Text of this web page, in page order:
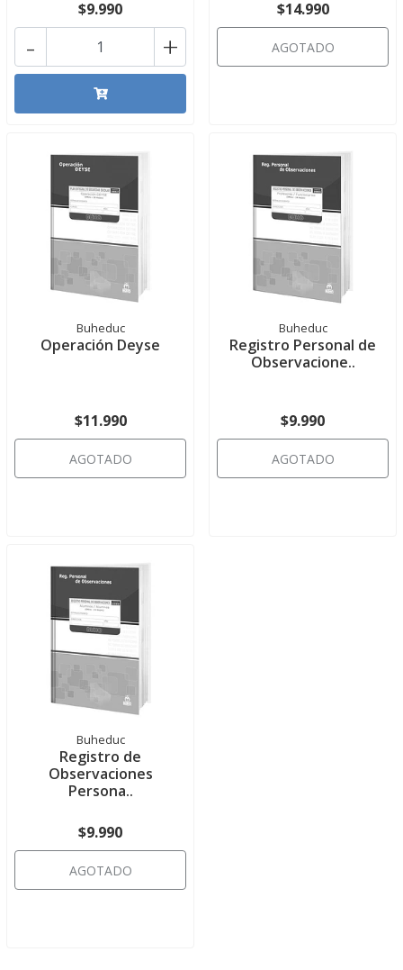
$9.990
+
-
$14.990
AGOTADO
Buheduc
Operación Deyse
$11.990
AGOTADO
Buheduc
Registro Personal de
Observacione..
$9.990
AGOTADO
Buheduc
Registro de
Observaciones
Persona..
$9.990
AGOTADO